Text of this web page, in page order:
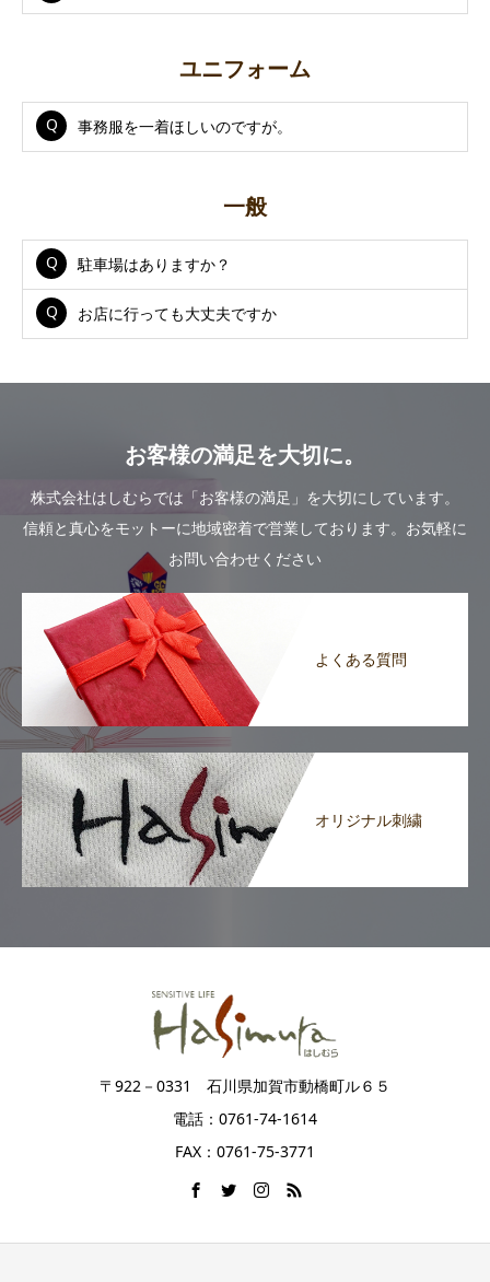
ユニフォーム
事務服を一着ほしいのですが。
一般
駐車場はありますか？
お店に行っても大丈夫ですか
お客様の満足を大切に。
株式会社はしむらでは「お客様の満足」を大切にしています。
信頼と真心をモットーに地域密着で営業しております。お気軽に
お問い合わせください
よくある質問
オリジナル刺繍
〒922－0331 石川県加賀市動橋町ル６５
電話：0761-74-1614
FAX：0761-75-3771